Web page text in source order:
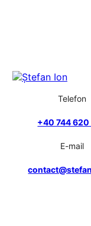
Telefon
+40 744 620
E-mail